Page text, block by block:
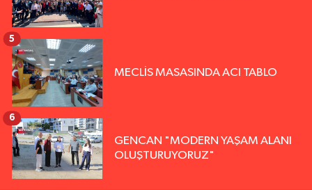
MECLİS MASASINDA ACI TABLO
5
GENCAN "MODERN YAŞAM ALANI
OLUŞTURUYORUZ"
6